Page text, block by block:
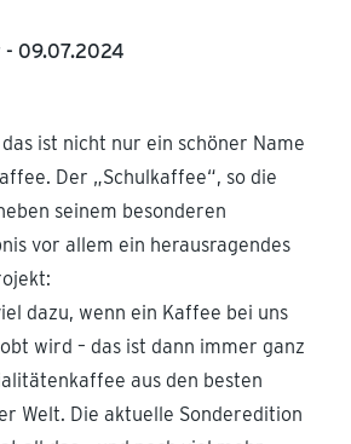
- 09.07.2024
das ist nicht nur ein schöner Name
Der „Schulkaffee“, so die
seinem besonderen
vor allem ein herausragendes
dazu, wenn ein Kaffee bei uns
wird – das ist dann immer ganz
aus den besten
Welt. Die aktuelle Sonderedition